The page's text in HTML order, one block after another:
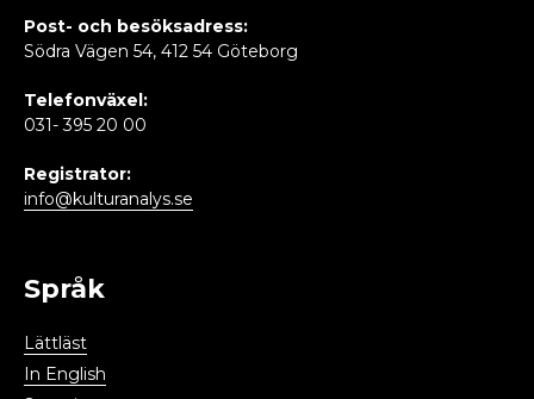
Post- och besöksadress:
Södra Vägen 54, 412 54 Göteborg
Telefonväxel:
031- 395 20 00
Registrator:
info@kulturanalys.se
Språk
Lättläst
In English